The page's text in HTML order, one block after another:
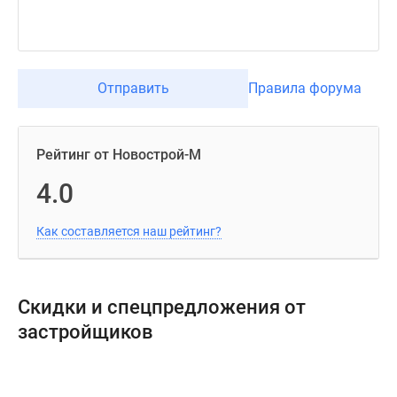
Отправить Правила форума
Рейтинг от Новострой-М
4.0
Как составляется наш рейтинг?
Скидки и спецпредложения от
застройщиков